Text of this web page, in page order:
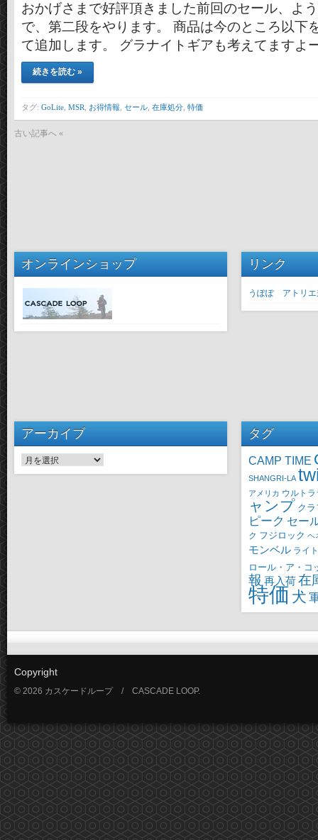
おかげさまで好評頂きました前回のセール、よ
で、第二段をやります。 商品は今のところ以下
て追加します。 グラナイトギアも考えてますよ
続きを読む »
タグ: GoLite MSR お得情報 セール 在庫処分 特価
古い記事へ «
オンラインショップ リンク
うぽぽ アトリエ
アーカイブ
アーカイブ
タグ
CAMP TIME
SHANGRI-LA
アメリカ ウルト
ャンプ ク
ピーク セー
ク フジロック ヘ
モンベル ライト
ロール・ア・コ
報 再入荷在
特価 犬
Copyright
© 2026 カスケードループ / CASCADE LOOP.